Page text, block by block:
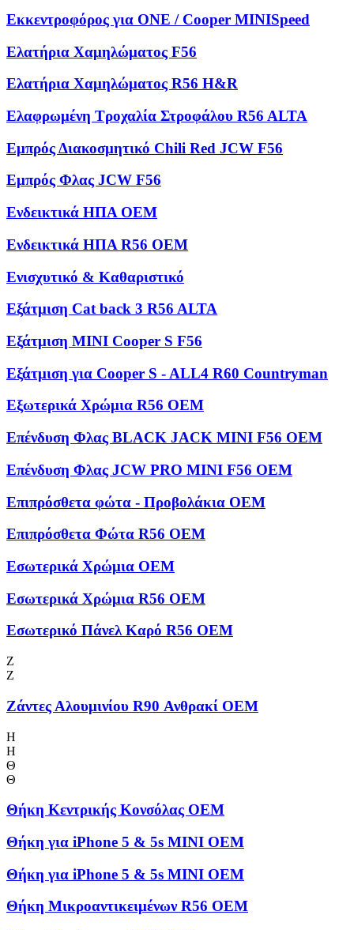
Εκκεντροφόρος για ONE / Cooper MINISpeed
Ελατήρια Χαμηλώματος F56
Ελατήρια Χαμηλώματος R56 H&R
Ελαφρωμένη Τροχαλία Στροφάλου R56 ALTA
Εμπρός Διακοσμητικό Chili Red JCW F56
Εμπρός Φλας JCW F56
Ενδεικτικά ΗΠΑ OEM
Ενδεικτικά ΗΠΑ R56 OEM
Ενισχυτικό & Καθαριστικό
Εξάτμιση Cat back 3 R56 ALTA
Εξάτμιση MINI Cooper S F56
Εξάτμιση για Cooper S - ALL4 R60 Countryman
Εξωτερικά Χρώμια R56 OEM
Επένδυση Φλας BLACK JACK MINI F56 OEM
Επένδυση Φλας JCW PRO MINI F56 OEM
Επιπρόσθετα φώτα - Προβολάκια OEM
Επιπρόσθετα Φώτα R56 OEM
Εσωτερικά Χρώμια OEM
Εσωτερικά Χρώμια R56 OEM
Εσωτερικό Πάνελ Καρό R56 OEM
Ζ
Ζ
Ζάντες Αλουμινίου R90 Ανθρακί OEM
Η
Η
Θ
Θ
Θήκη Kεντρικής Kονσόλας OEM
Θήκη για iPhone 5 & 5s MINI OEM
Θήκη για iPhone 5 & 5s MINI OEM
Θήκη Μικροαντικειμένων R56 OEM